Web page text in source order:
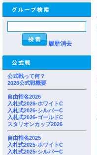
履歴消去
公式戦って何？
2026公式戦概要
自由指名2026
入札式2026-ホワイトC
入札式2026-シルバーC
入札式2026-ゴールドC
スタリオンカップ2026
自由指名2025
入札式2025-ホワイトC
入札式2025-シルバーC